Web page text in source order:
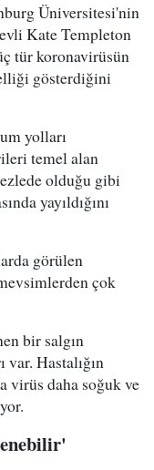
Üniversitesi'nin
Kate Templeton
tür koronavirüsün
gösterdiğini
yolları
temel alan
olduğu gibi
yayıldığını
görülen
çok
bir salgın
Hastalığın
virüs daha soğuk ve
nebilir'